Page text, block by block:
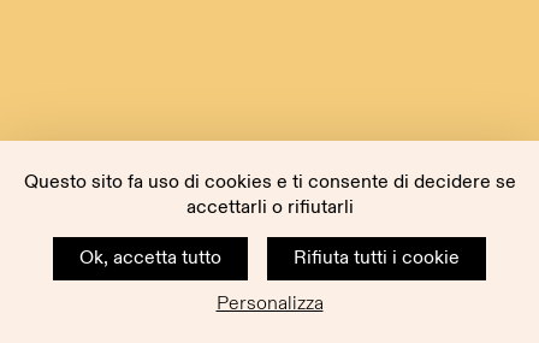
Questo sito fa uso di cookies e ti consente di decidere se
accettarli o rifiutarli
Ok, accetta tutto
Rifiuta tutti i cookie
Personalizza